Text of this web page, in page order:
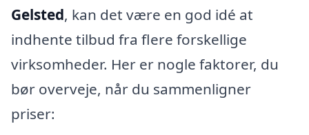
Gelsted, kan det være en god idé at
indhente tilbud fra flere forskellige
virksomheder. Her er nogle faktorer, du
bør overveje, når du sammenligner
priser: